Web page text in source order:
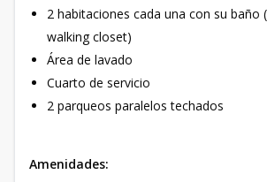
2 habitaciones cada una con su baño
walking closet)
Área de lavado
Cuarto de servicio
2 parqueos paralelos techados
Amenidades: